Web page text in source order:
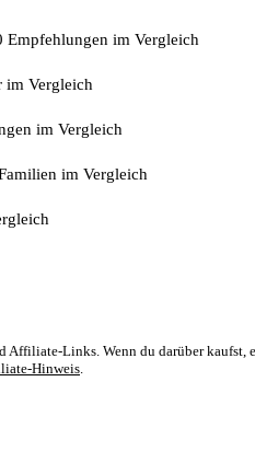
Empfehlungen im Vergleich
im Vergleich
im Vergleich
im Vergleich
Links. Wenn du darüber kaufst,
Hinweis